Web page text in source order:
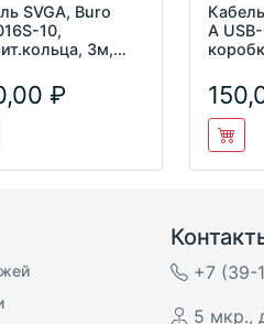
SVGA, Buro
10,
3м,
A
+7 (39-
5 мкр.,